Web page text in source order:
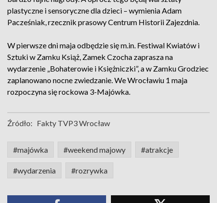
plastyczne i sensoryczne dla dzieci – wymienia Adam
Pacześniak, rzecznik prasowy Centrum Historii Zajezdnia.
W pierwsze dni maja odbędzie się m.in. Festiwal Kwiatów i
Sztuki w Zamku Książ, Zamek Czocha zaprasza na
wydarzenie „Bohaterowie i Księżniczki”, a w Zamku Grodziec
zaplanowano nocne zwiedzanie. We Wrocławiu 1 maja
rozpoczyna się rockowa 3-Majówka.
Źródło: Fakty TVP3 Wrocław
#majówka #weekend majowy #atrakcje
#wydarzenia #rozrywka